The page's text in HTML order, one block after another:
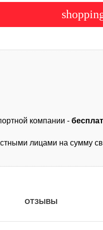
компании -
лицами на сумму
ОТЗЫВЫ